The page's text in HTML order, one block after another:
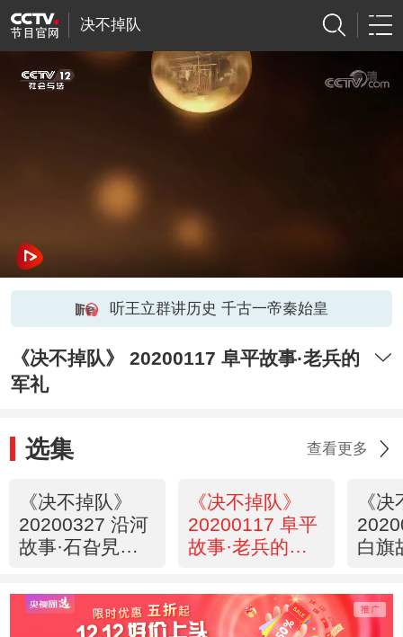
决不掉队
听王立群讲历史 千古一帝秦始皇
《决不掉队》 20200117 阜平故事·老兵的
军礼
选集 查看更多
《决不掉队》
20200327 沿河
故事·石旮旯的
《决不掉队》
20200117 阜平
故事·老兵的军
《
白旗